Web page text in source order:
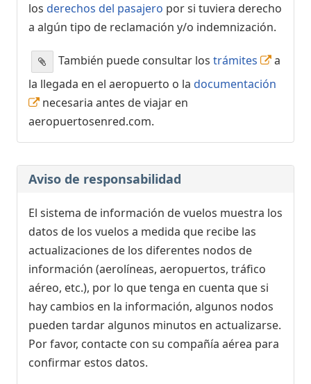
los derechos del pasajero por si tuviera derecho
a algún tipo de reclamación y/o indemnización.
También puede consultar los trámites
a
la llegada en el aeropuerto o la documentación
necesaria antes de viajar en
aeropuertosenred.com.
Aviso de responsabilidad
El sistema de información de vuelos muestra los
datos de los vuelos a medida que recibe las
actualizaciones de los diferentes nodos de
información (aerolíneas, aeropuertos, tráfico
aéreo, etc.), por lo que tenga en cuenta que si
hay cambios en la información, algunos nodos
pueden tardar algunos minutos en actualizarse.
Por favor, contacte con su compañía aérea para
confirmar estos datos.